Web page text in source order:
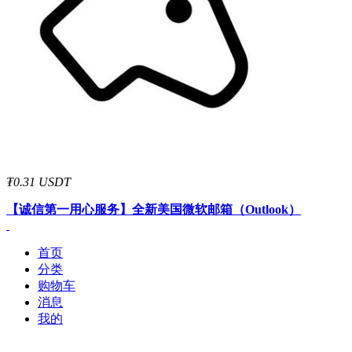
₮0.31 USDT
【诚信第一用心服务】 全新美国微软邮箱（Outlook）
首页
分类
购物车
消息
我的